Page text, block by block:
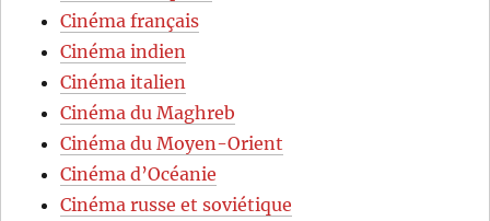
Cinéma français
Cinéma indien
Cinéma italien
Cinéma du Maghreb
Cinéma du Moyen-Orient
Cinéma d’Océanie
Cinéma russe et soviétique